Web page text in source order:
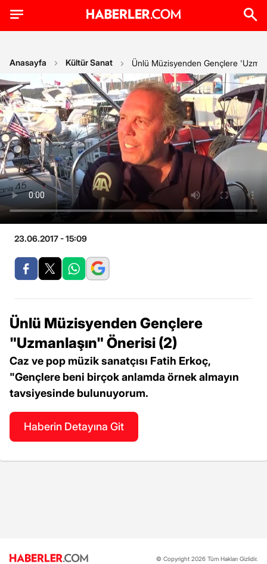
Anasayfa Kültür Sanat Ünlü Müzisyenden Gençlere
23.06.2017 - 15:09
Ünlü Müzisyenden Gençlere
"Uzmanlaşın" Önerisi (2)
Caz ve pop müzik sanatçısı Fatih Erkoç,
"Gençlere beni birçok anlamda örnek almayın
tavsiyesinde bulunuyorum.
Haberin Detayına Git
© Copyright 2026 Tüm Hakları Gizlidir.